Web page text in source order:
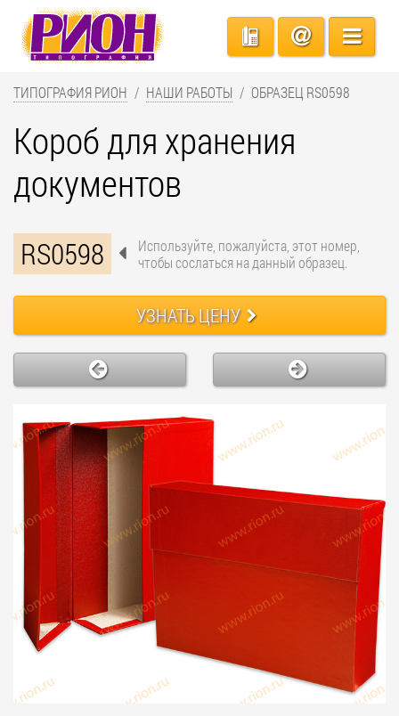
ТИПОГРАФИЯ РИОН НАШИ РАБОТЫ ОБРАЗЕЦ RS0598
Короб для хранения
документов
RS0598
Используйте, пожалуйста, этот номер,
чтобы сослаться на данный образец.
УЗНАТЬ ЦЕНУ